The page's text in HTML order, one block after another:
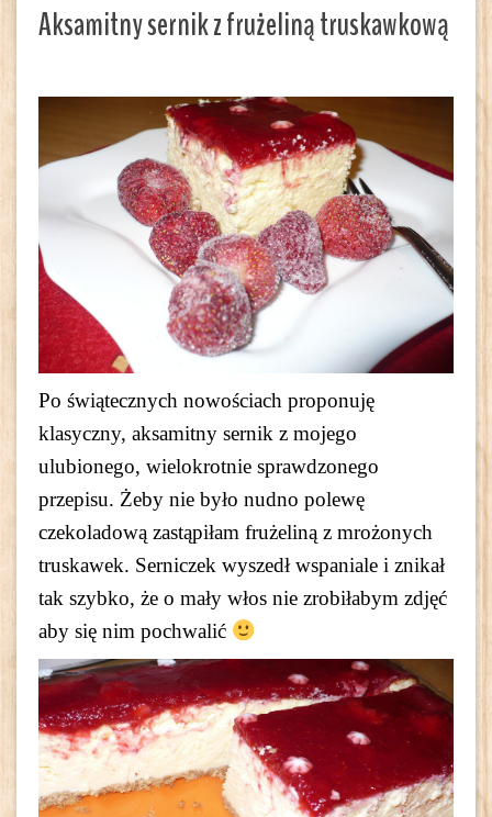
Aksamitny sernik z frużeliną truskawkową
Po świątecznych nowościach proponuję
klasyczny, aksamitny sernik z mojego
ulubionego, wielokrotnie sprawdzonego
przepisu. Żeby nie było nudno polewę
czekoladową zastąpiłam frużeliną z mrożonych
truskawek. Serniczek wyszedł wspaniale i znikał
tak szybko, że o mały włos nie zrobiłabym zdjęć
aby się nim pochwalić